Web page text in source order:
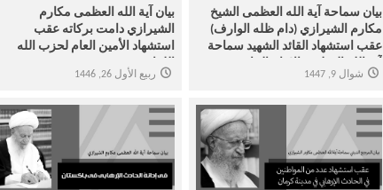
بیان سماحة آیة الله العظمی الشیخ
مکارم الشیرازي (دام ظله الوارف)
عقب استشهاد القائد الشهید سماحة
شوال 9, 1447
بیان آية الله العظمى مكارم
الشيرازي دامت برکاته عقب
استشهاد الأمين العام لحزب الله
ربيع الأول 26, 1446